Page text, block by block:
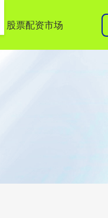
股票配资市场